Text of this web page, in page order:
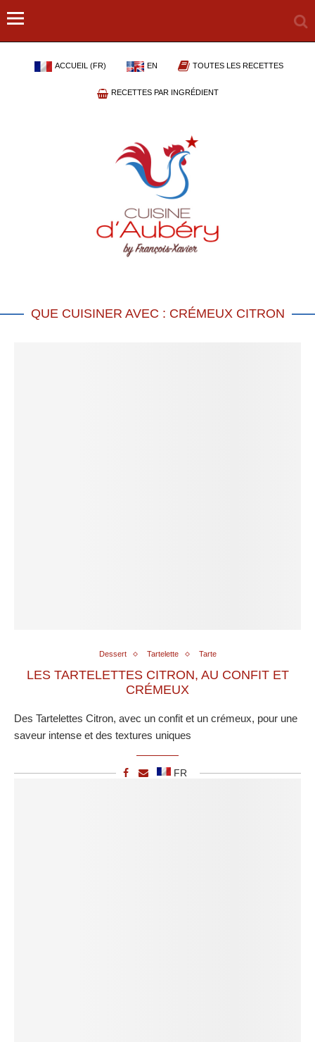
ACCUEIL (FR) EN TOUTES LES RECETTES
RECETTES PAR INGRÉDIENT
QUE CUISINER AVEC : CRÉMEUX CITRON
Dessert Tartelette Tarte
LES TARTELETTES CITRON, AU CONFIT ET
CRÉMEUX
Des Tartelettes Citron, avec un confit et un crémeux, pour une
saveur intense et des textures uniques
FR